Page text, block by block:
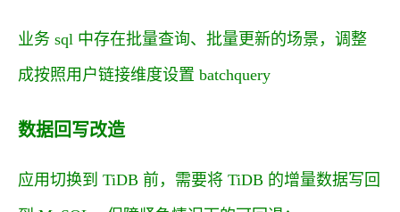
业务 sql 中存在批量查询、批量更新的场景，调整
成按照用户链接维度设置 batchquery
数据回写改造
应用切换到 TiDB 前，需要将 TiDB 的增量数据写回